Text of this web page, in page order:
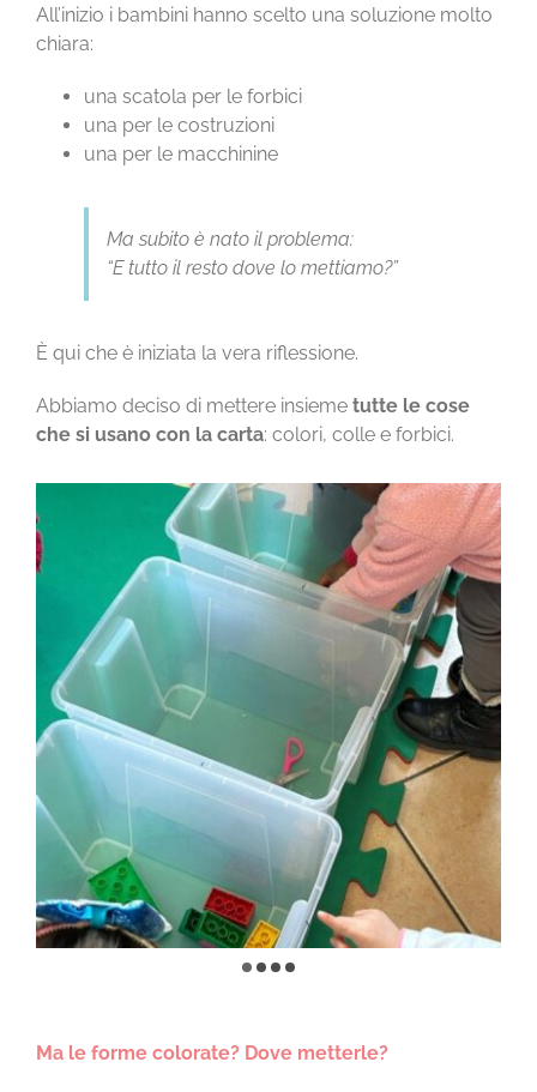
All’inizio i bambini hanno scelto una soluzione molto
chiara:
una scatola per le forbici
una per le costruzioni
una per le macchinine
Ma subito è nato il problema:
“E tutto il resto dove lo mettiamo?”
È qui che è iniziata la vera riflessione.
Abbiamo deciso di mettere insieme tutte le cose
che si usano con la carta: colori, colle e forbici.
Ma le forme colorate? Dove metterle?